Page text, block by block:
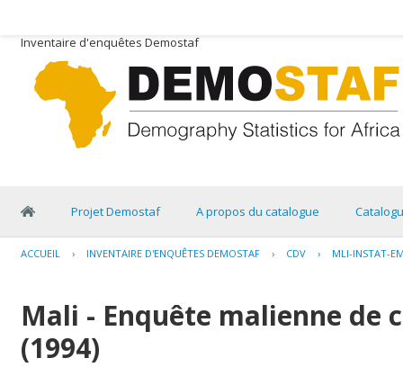
Inventaire d'enquêtes Demostaf
Projet Demostaf A propos du catalogue
ACCUEIL › INVENTAIRE D'ENQUÊTES DEMOSTAF › CDV › MLI-INSTAT-
Mali - Enquête malienne de
(1994)